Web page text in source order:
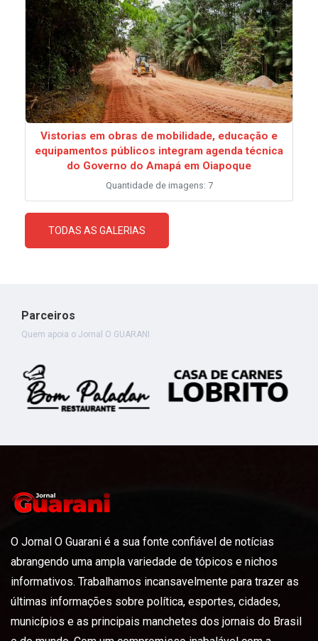
Vistorias em obras de mobilidade, educação e
equipamentos públicos integram agenda técnica
do Governo do Amapá em Oiapoque
Quantidade de imagens: 7
TODAS AS GALERIAS
Parceiros
Quem apoia o Jornal O GUARANI
O Jornal O Guarani é a sua fonte confiável de notícias
abrangendo uma ampla variedade de tópicos e nichos
informativos. Trabalhamos incansavelmente para trazer as
últimas informações sobre política, esportes, cidades,
municípios e as principais manchetes dos jornais do Brasil